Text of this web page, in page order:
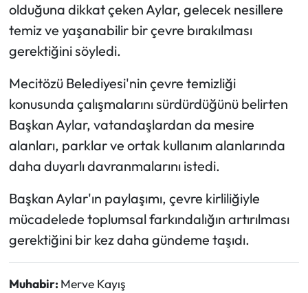
olduğuna dikkat çeken Aylar, gelecek nesillere
temiz ve yaşanabilir bir çevre bırakılması
gerektiğini söyledi.
Mecitözü Belediyesi'nin çevre temizliği
konusunda çalışmalarını sürdürdüğünü belirten
Başkan Aylar, vatandaşlardan da mesire
alanları, parklar ve ortak kullanım alanlarında
daha duyarlı davranmalarını istedi.
Başkan Aylar'ın paylaşımı, çevre kirliliğiyle
mücadelede toplumsal farkındalığın artırılması
gerektiğini bir kez daha gündeme taşıdı.
Muhabir: Merve Kayış
Sungurlu Haberleri
Turizm
Uğurludağ Haberleri
Yaşam
Yayla Haber
Yemek Tarifleri